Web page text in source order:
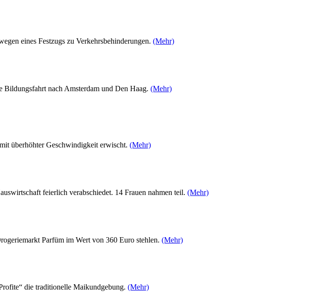
eines Festzugs zu Verkehrsbehinderungen. (Mehr)
Bildungsfahrt nach Amsterdam und Den Haag. (Mehr)
überhöhter Geschwindigkeit erwischt. (Mehr)
feierlich verabschiedet. 14 Frauen nahmen teil. (Mehr)
Parfüm im Wert von 360 Euro stehlen. (Mehr)
die traditionelle Maikundgebung. (Mehr)